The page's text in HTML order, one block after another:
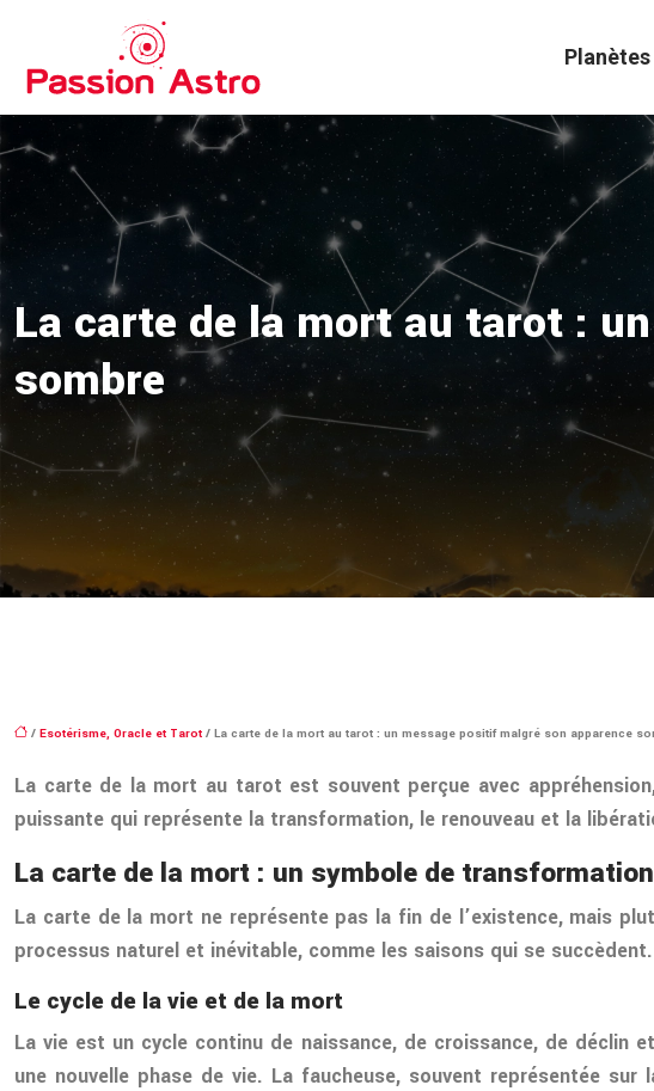
La carte de la mort au tarot :
sombre
/ Esotérisme, Oracle et Tarot / La carte de la mort au tarot : un message positif malgré son apparence
La carte de la mort au tarot est souvent perçue avec
puissante qui représente la transformation, le renouveau et la
La carte de la mort : un symbole de
La carte de la mort ne représente pas la fin de l’existence, mais
processus naturel et inévitable, comme les saisons qui se succèdent.
Le cycle de la vie et de la mort
La vie est un cycle continu de naissance, de croissance, de déclin
une nouvelle phase de vie. La faucheuse, souvent représentée